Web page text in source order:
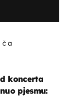
koncerta
pjesmu: